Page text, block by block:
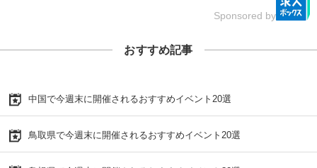
Sponsored by
おすすめ記事
中国で今週末に開催されるおすすめイベント20選
鳥取県で今週末に開催されるおすすめイベント20選